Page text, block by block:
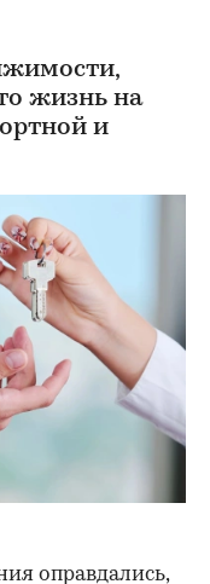
жизнь на
и
оправдались,